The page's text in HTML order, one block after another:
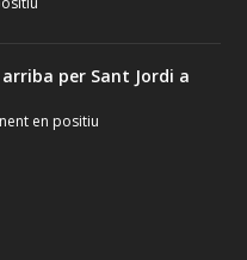
arriba per Sant Jordi a
en positiu